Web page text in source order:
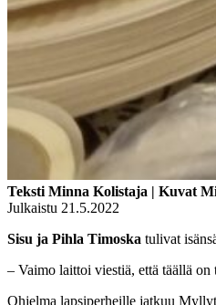
Teksti Minna Kolistaja | Kuvat
Julkaistu 21.5.2022
Sisu ja Pihla Timoska tulivat
– Vaimo laittoi viestiä, että täällä
Ohjelma lapsiperheille jatkuu